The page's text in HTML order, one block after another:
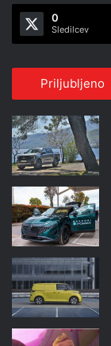
0
Sledilcev
Priljubljeno